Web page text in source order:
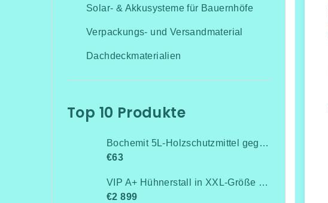
Solar- & Akkusysteme für Bauernhöfe
Verpackungs- und Versandmaterial
Dachdeckmaterialien
Top 10 Produkte
Bochemit 5L-Holzschutzmittel gegen Pilze, Insekten und Schimmel
€63
VIP A+ Hühnerstall in XXL-Größe für 15-20 Hühner-Isoliert(mit Heizung!+Kühlung!, Isolierung und Led-Beleuchtung) - Komplett montiert - Kostenlose Lieferung
€2 899